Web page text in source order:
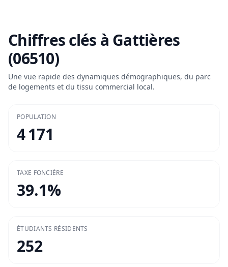
Chiffres clés à Gattières
(06510)
Une vue rapide des dynamiques démographiques, du parc
de logements et du tissu commercial local.
POPULATION
4 171
TAXE FONCIÈRE
39.1%
ÉTUDIANTS RÉSIDENTS
252